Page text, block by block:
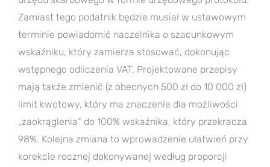
Zamiast tego podatnik będzie musiał w ustawowym
terminie powiadomić naczelnika o szacunkowym
wskaźniku, który zamierza stosować, dokonując
wstępnego odliczenia VAT. Projektowane przepisy
mają także zmienić (z obecnych 500 zł do 10 000 zł)
limit kwotowy, który ma znaczenie dla możliwości
„zaokrąglenia” do 100% wskaźnika, który przekracza
98%. Kolejna zmiana to wprowadzenie ułatwień przy
korekcie rocznej dokonywanej według proporcji